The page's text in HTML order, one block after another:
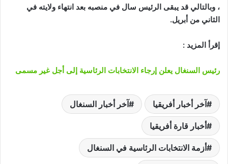
، وبالتالي قد يبقى الرئيس سال في منصبه بعد انتهاء ولايته في
الثاني من أبريل.
إقرأ المزيد :
رئيس السنغال يعلن إرجاء الانتخابات الرئاسية إلى أجل غير مسمى
آخر أخبار أفريقيا آخر أخبار السنغال
أخبار قارة أفريقيا
أزمة الانتخابات الرئاسية في السنغال